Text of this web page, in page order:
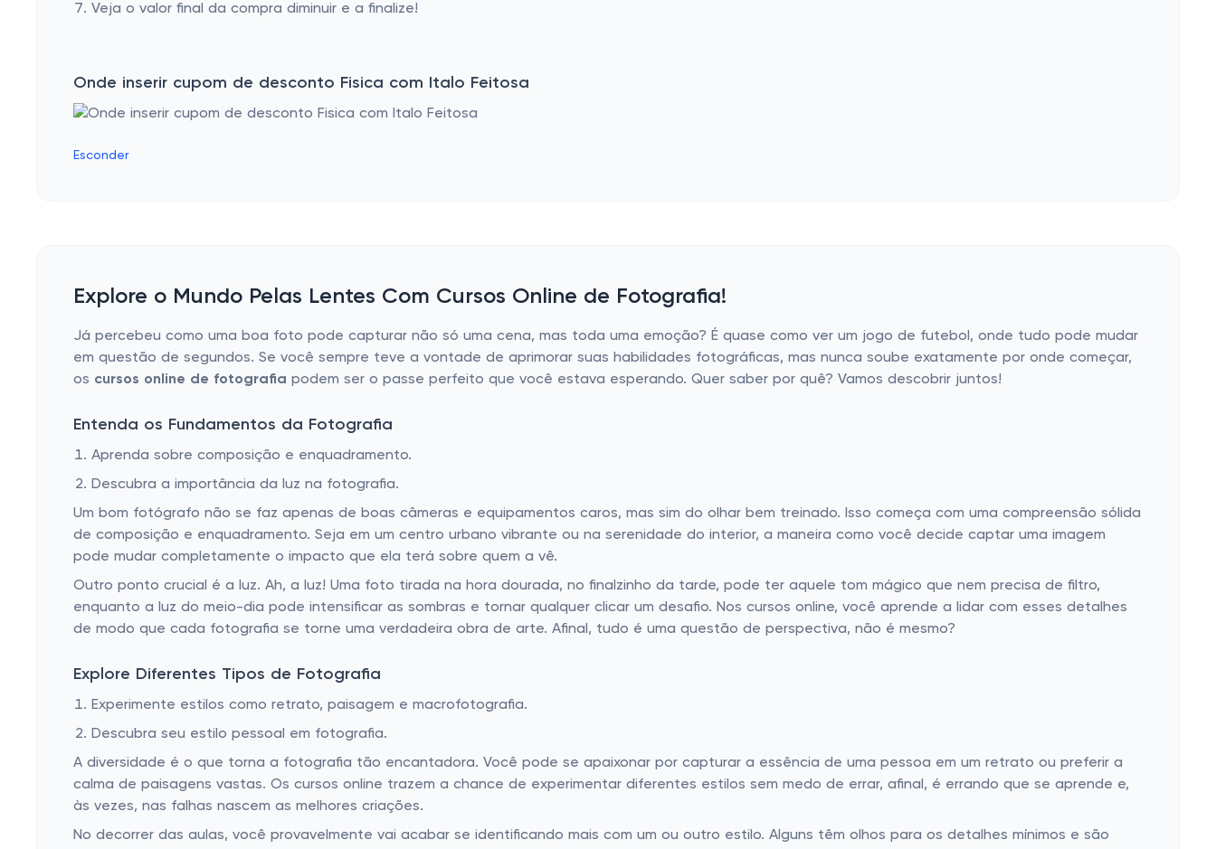
Veja o valor final da compra diminuir e a finalize!
Onde inserir cupom de desconto Fisica com Italo Feitosa
Esconder
Explore o Mundo Pelas Lentes Com Cursos Online de Fotografia!
Já percebeu como uma boa foto pode capturar não só uma cena, mas toda uma emoção? É quase como ver um jogo de futebol, onde tudo pode mudar
em questão de segundos. Se você sempre teve a vontade de aprimorar suas habilidades fotográficas, mas nunca soube exatamente por onde começar,
os cursos online de fotografia podem ser o passe perfeito que você estava esperando. Quer saber por quê? Vamos descobrir juntos!
Entenda os Fundamentos da Fotografia
Aprenda sobre composição e enquadramento.
Descubra a importância da luz na fotografia.
Um bom fotógrafo não se faz apenas de boas câmeras e equipamentos caros, mas sim do olhar bem treinado. Isso começa com uma compreensão sólida
de composição e enquadramento. Seja em um centro urbano vibrante ou na serenidade do interior, a maneira como você decide captar uma imagem
pode mudar completamente o impacto que ela terá sobre quem a vê.
Outro ponto crucial é a luz. Ah, a luz! Uma foto tirada na hora dourada, no finalzinho da tarde, pode ter aquele tom mágico que nem precisa de filtro,
enquanto a luz do meio-dia pode intensificar as sombras e tornar qualquer clicar um desafio. Nos cursos online, você aprende a lidar com esses detalhes
de modo que cada fotografia se torne uma verdadeira obra de arte. Afinal, tudo é uma questão de perspectiva, não é mesmo?
Explore Diferentes Tipos de Fotografia
Experimente estilos como retrato, paisagem e macrofotografia.
Descubra seu estilo pessoal em fotografia.
A diversidade é o que torna a fotografia tão encantadora. Você pode se apaixonar por capturar a essência de uma pessoa em um retrato ou preferir a
calma de paisagens vastas. Os cursos online trazem a chance de experimentar diferentes estilos sem medo de errar, afinal, é errando que se aprende e,
às vezes, nas falhas nascem as melhores criações.
No decorrer das aulas, você provavelmente vai acabar se identificando mais com um ou outro estilo. Alguns têm olhos para os detalhes mínimos e são